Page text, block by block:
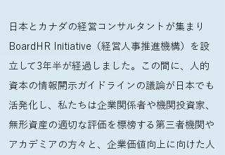
日本とカナダの経営コンサルタントが集まり
BoardHR Initiative（経営人事推進機構）を設
立して3年半が経過しました。この間に、人的
資本の情報開示ガイドラインの議論が日本でも
活発化し、私たちは企業関係者や機関投資家、
無形資産の適切な評価を標榜する第三者機関や
アカデミアの方々と、企業価値向上に向けた人